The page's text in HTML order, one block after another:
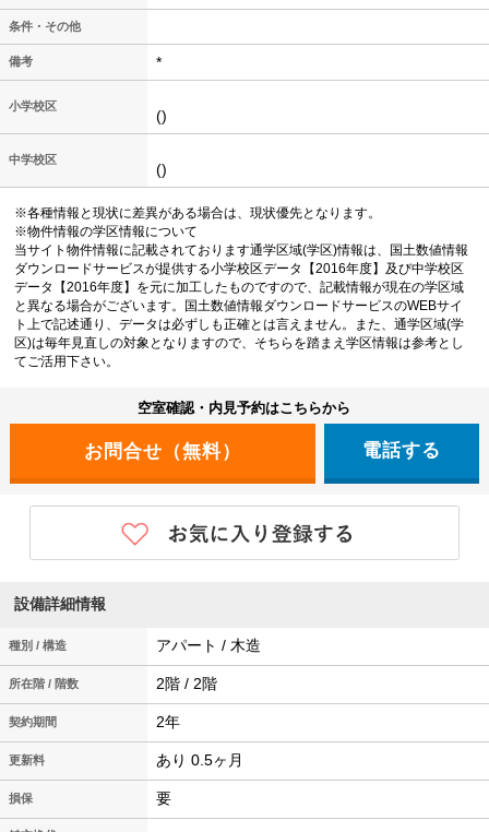
条件・その他
備考 *
小学校区
()
中学校区
()
※各種情報と現状に差異がある場合は、現状優先となります。
※物件情報の学区情報について
当サイト物件情報に記載されております通学区域(学区)情報は、国土数値情報
ダウンロードサービスが提供する小学校区データ【2016年度】及び中学校区
データ【2016年度】を元に加工したものですので、記載情報が現在の学区域
と異なる場合がございます。国土数値情報ダウンロードサービスのWEBサイ
ト上で記述通り、データは必ずしも正確とは言えません。また、通学区域(学
区)は毎年見直しの対象となりますので、そちらを踏まえ学区情報は参考とし
てご活用下さい。
空室確認・内見予約はこちらから
電話する
設備詳細情報
種別 / 構造 アパート / 木造
所在階 / 階数 2階 / 2階
契約期間 2年
更新料 あり 0.5ヶ月
損保 要